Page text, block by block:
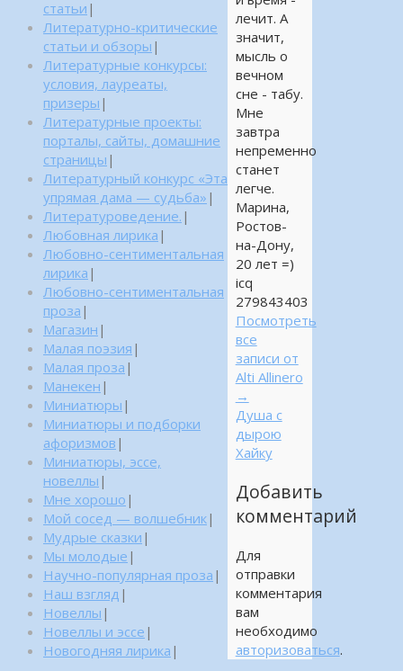
лечит. А
значит,
мысль о
вечном
сне - табу.
Мне
завтра
непременно
станет
легче.
Марина,
Ростов-
на-Дону,
20 лет =)
icq
279843403
Посмотреть
все
записи от
Alti Allinero
→
Душа с
дырою
Хайку
Добавить
комментарий
Для
отправки
комментария
вам
необходимо
авторизоваться.
статьи |
Литературно-критические
статьи и обзоры |
Литературные конкурсы:
условия, лауреаты,
призеры |
Литературные проекты:
порталы, сайты, домашние
страницы |
Литературный конкурс «Эта
упрямая дама — судьба» |
Литературоведение. |
Любовная лирика |
Любовно-сентиментальная
лирика |
Любовно-сентиментальная
проза |
Магазин |
Малая поэзия |
Малая проза |
Манекен |
Миниатюры |
Миниатюры и подборки
афоризмов |
Миниатюры, эссе,
новеллы |
Мне хорошо |
Мой сосед — волшебник|
Мудрые сказки |
Мы молодые |
Научно-популярная проза |
Наш взгляд |
Новеллы |
Новеллы и эссе |
Новогодняя лирика |